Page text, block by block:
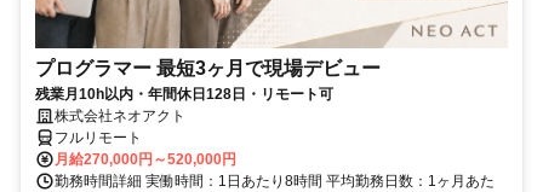
プログラマー 最短3ヶ月で現場デビュー
残業月10h以内・年間休日128日・リモート可
株式会社ネオアクト
フルリモート
月給270,000円～520,000円
勤務時間詳細 実働時間：1日あたり8時間 平均勤務日数：1ヶ月あた